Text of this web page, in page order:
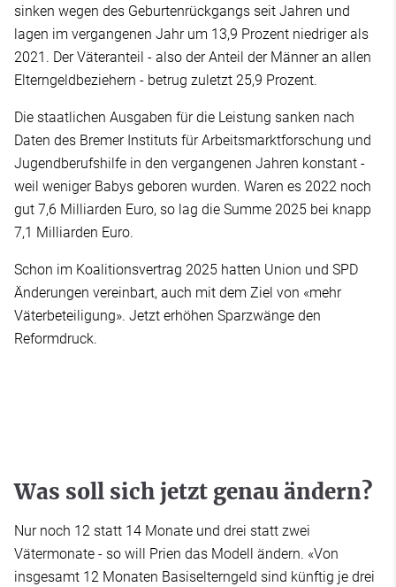
sinken wegen des Geburtenrückgangs seit Jahren und
lagen im vergangenen Jahr um 13,9 Prozent niedriger als
2021. Der Väteranteil - also der Anteil der Männer an allen
Elterngeldbeziehern - betrug zuletzt 25,9 Prozent.
Die staatlichen Ausgaben für die Leistung sanken nach
Daten des Bremer Instituts für Arbeitsmarktforschung und
Jugendberufshilfe in den vergangenen Jahren konstant -
weil weniger Babys geboren wurden. Waren es 2022 noch
gut 7,6 Milliarden Euro, so lag die Summe 2025 bei knapp
7,1 Milliarden Euro.
Schon im Koalitionsvertrag 2025 hatten Union und SPD
Änderungen vereinbart, auch mit dem Ziel von «mehr
Väterbeteiligung». Jetzt erhöhen Sparzwänge den
Reformdruck.
Was soll sich jetzt genau ändern?
Nur noch 12 statt 14 Monate und drei statt zwei
Vätermonate - so will Prien das Modell ändern. «Von
insgesamt 12 Monaten Basiselterngeld sind künftig je drei